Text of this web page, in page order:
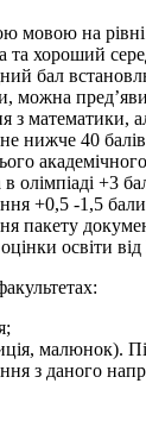
мовою на
та хороший
бал
з математики,
не нижче 40
олімпіаді +3
+0,5 -1,5
пакету
освіти
малюнок).
з даного